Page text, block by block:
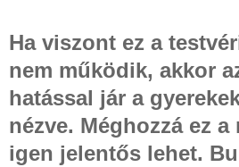
Ha viszont ez a
nem működik, akkor
hatással jár a
nézve. Méghozzá ez
igen jelentős lehet.